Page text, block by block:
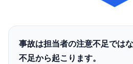
事故は担当者の注意不足では
不足から起こります。